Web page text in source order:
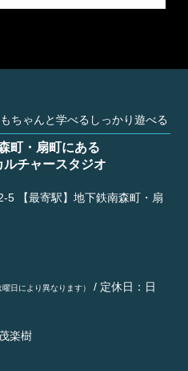
町・扇町にある
チャースタジオ
5 【最寄駅】地下鉄南森町・扇
曜日により異なります）
/ 定休日：日